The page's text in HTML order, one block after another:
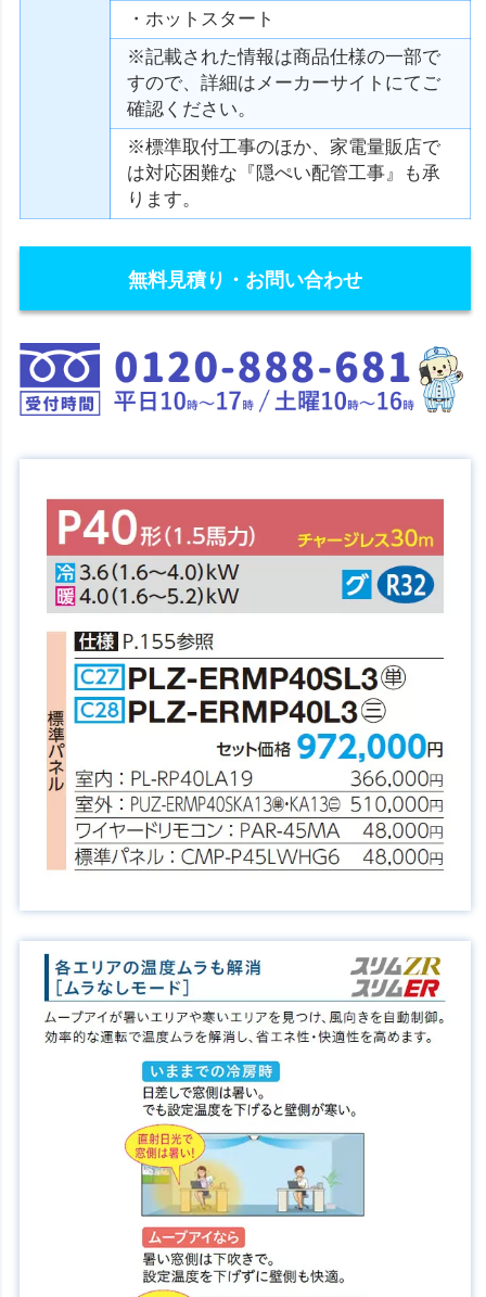
・ホットスタート
※記載された情報は商品仕様の一部で
すので、詳細はメーカーサイトにてご
確認ください。
※標準取付工事のほか、家電量販店で
は対応困難な『隠ぺい配管工事』も承
ります。
無料見積り・お問い合わせ